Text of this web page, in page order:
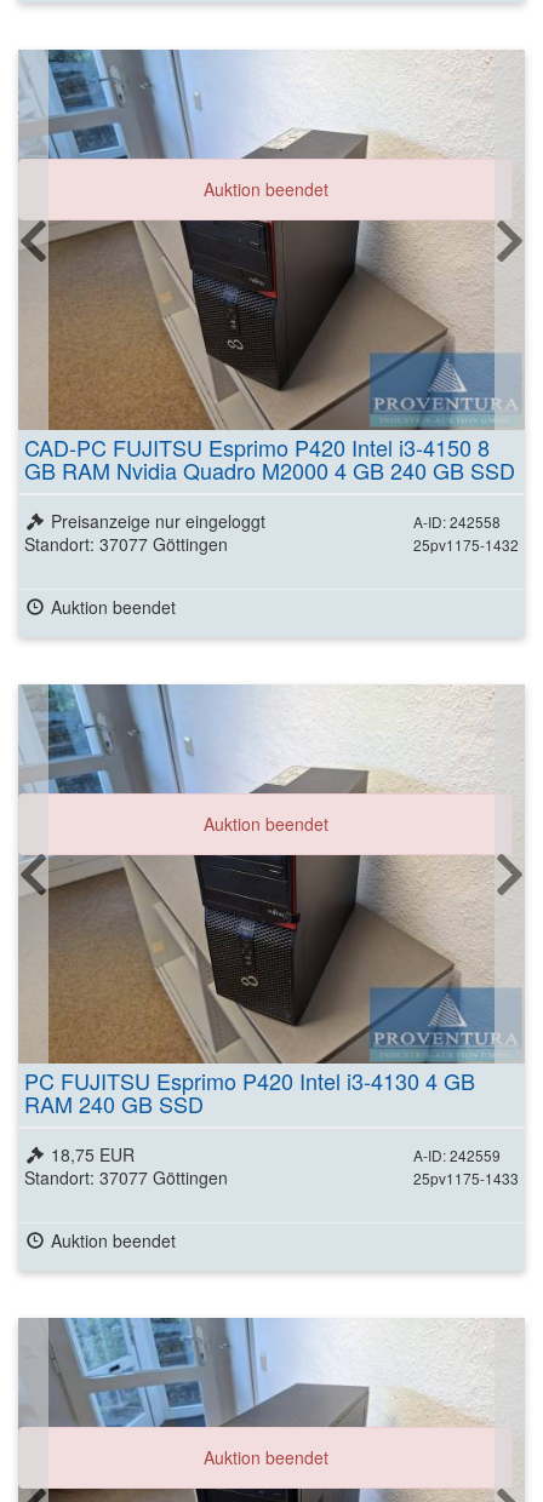
Auktion beendet
CAD-PC FUJITSU Esprimo P420 Intel i3-4150 8
GB RAM Nvidia Quadro M2000 4 GB 240 GB SSD
A-ID: 242558
25pv1175-1432
Preisanzeige nur eingeloggt
Standort: 37077 Göttingen
Auktion beendet
Auktion beendet
PC FUJITSU Esprimo P420 Intel i3-4130 4 GB
RAM 240 GB SSD
A-ID: 242559
25pv1175-1433
18,75 EUR
Standort: 37077 Göttingen
Auktion beendet
Auktion beendet